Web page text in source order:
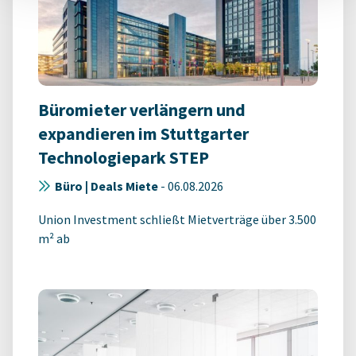
Büromieter verlängern und
expandieren im Stuttgarter
Technologiepark STEP
Büro | Deals Miete - 06.08.2026
Union Investment schließt Mietverträge über 3.500
m² ab